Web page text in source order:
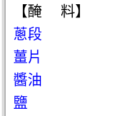
【醃 料】
蔥段
薑片
醬油
鹽